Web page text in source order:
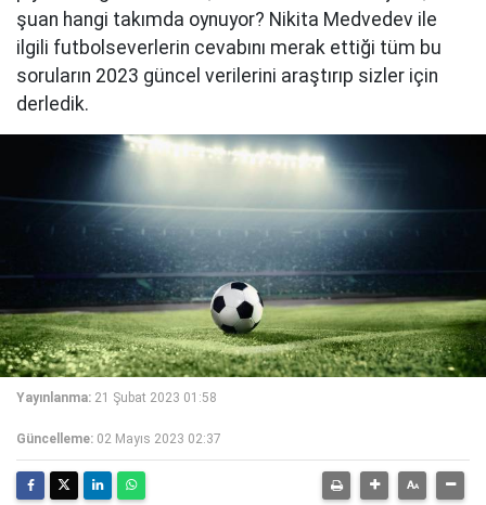
şuan hangi takımda oynuyor? Nikita Medvedev ile
ilgili futbolseverlerin cevabını merak ettiği tüm bu
soruların 2023 güncel verilerini araştırıp sizler için
derledik.
Yayınlanma: 21 Şubat 2023 01:58
Güncelleme: 02 Mayıs 2023 02:37